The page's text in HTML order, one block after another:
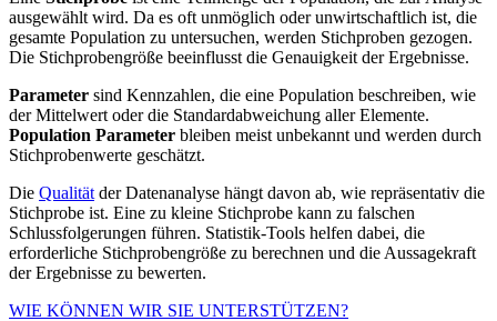
ausgewählt wird. Da es oft unmöglich oder unwirtschaftlich ist, die
gesamte Population zu untersuchen, werden Stichproben gezogen.
Die Stichprobengröße beeinflusst die Genauigkeit der Ergebnisse.
Parameter sind Kennzahlen, die eine Population beschreiben, wie
der Mittelwert oder die Standardabweichung aller Elemente.
Population Parameter bleiben meist unbekannt und werden durch
Stichprobenwerte geschätzt.
Die Qualität der Datenanalyse hängt davon ab, wie repräsentativ die
Stichprobe ist. Eine zu kleine Stichprobe kann zu falschen
Schlussfolgerungen führen. Statistik-Tools helfen dabei, die
erforderliche Stichprobengröße zu berechnen und die Aussagekraft
der Ergebnisse zu bewerten.
WIE KÖNNEN WIR SIE UNTERSTÜTZEN?